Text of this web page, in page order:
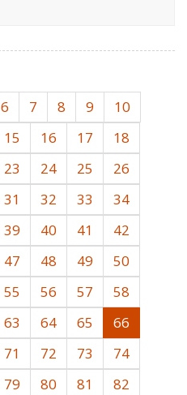
6 7 8 9
10
15 16 17
18
23 24 25
26
31 32 33
34
39 40 41
42
47 48 49
50
55 56 57
58
63 64 65
66
71 72 73
74
79 80 81
82